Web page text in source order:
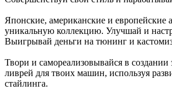
Японские, американские и европейские
уникальную коллекцию. Улучшай и
Выигрывай деньги на тюнинг и
Твори и самореализовывайся в
ливрей для твоих машин, используя
стайлинга.